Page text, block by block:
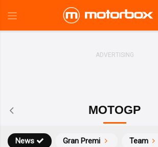
MOTOGP
News Gran Premi Team